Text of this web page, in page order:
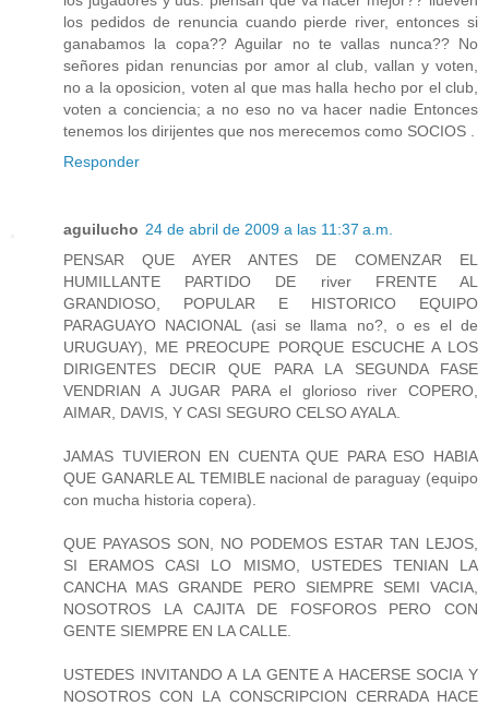
los pedidos de renuncia cuando pierde river, entonces si
ganabamos la copa?? Aguilar no te vallas nunca?? No
señores pidan renuncias por amor al club, vallan y voten,
no a la oposicion, voten al que mas halla hecho por el club,
voten a conciencia; a no eso no va hacer nadie Entonces
tenemos los dirijentes que nos merecemos como SOCIOS .
Responder
aguilucho 24 de abril de 2009 a las 11:37 a.m.
PENSAR QUE AYER ANTES DE COMENZAR EL
HUMILLANTE PARTIDO DE river FRENTE AL
GRANDIOSO, POPULAR E HISTORICO EQUIPO
PARAGUAYO NACIONAL (asi se llama no?, o es el de
URUGUAY), ME PREOCUPE PORQUE ESCUCHE A LOS
DIRIGENTES DECIR QUE PARA LA SEGUNDA FASE
VENDRIAN A JUGAR PARA el glorioso river COPERO,
AIMAR, DAVIS, Y CASI SEGURO CELSO AYALA.
JAMAS TUVIERON EN CUENTA QUE PARA ESO HABIA
QUE GANARLE AL TEMIBLE nacional de paraguay (equipo
con mucha historia copera).
QUE PAYASOS SON, NO PODEMOS ESTAR TAN LEJOS,
SI ERAMOS CASI LO MISMO, USTEDES TENIAN LA
CANCHA MAS GRANDE PERO SIEMPRE SEMI VACIA,
NOSOTROS LA CAJITA DE FOSFOROS PERO CON
GENTE SIEMPRE EN LA CALLE.
USTEDES INVITANDO A LA GENTE A HACERSE SOCIA Y
NOSOTROS CON LA CONSCRIPCION CERRADA HACE